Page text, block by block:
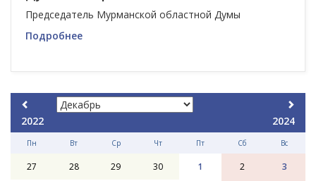
Председатель Мурманской областной Думы
Подробнее
2022 2024
Пн Вт Ср Чт Пт Сб Вс
27 28 29 30 1 2 3